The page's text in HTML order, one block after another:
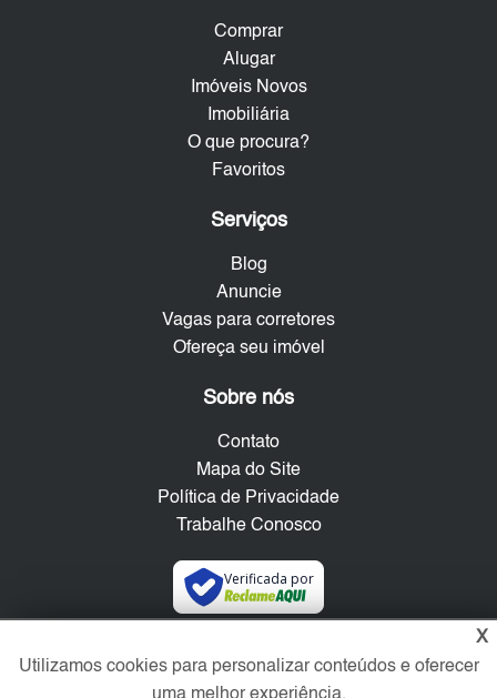
Comprar
Alugar
Imóveis Novos
Imobiliária
O que procura?
Favoritos
Serviços
Blog
Anuncie
Vagas para corretores
Ofereça seu imóvel
Sobre nós
Contato
Mapa do Site
Política de Privacidade
Trabalhe Conosco
Verificada por
Redes Sociais
X
Utilizamos cookies para personalizar conteúdos e oferecer